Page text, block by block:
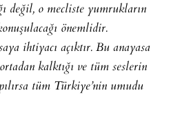
değil, o mecliste yumrukların
önemlidir.
ihtiyacı açıktır. Bu anayasa
kalktığı ve tüm seslerin
tüm Türkiye’nin umudu